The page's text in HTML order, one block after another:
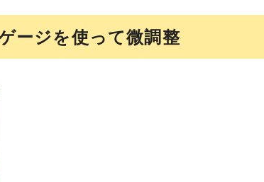
ージを使って微調整